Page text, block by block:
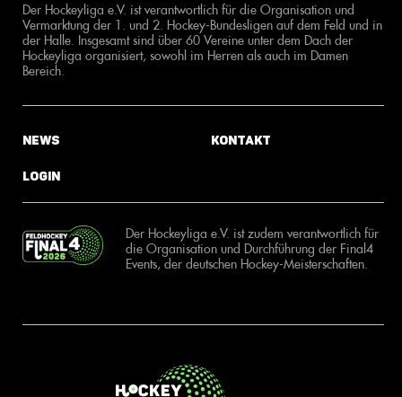
Der Hockeyliga e.V. ist verantwortlich für die Organisation und
Vermarktung der 1. und 2. Hockey-Bundesligen auf dem Feld und in
der Halle. Insgesamt sind über 60 Vereine unter dem Dach der
Hockeyliga organisiert, sowohl im Herren als auch im Damen
Bereich.
News
Login
Kontakt
Der Hockeyliga e.V. ist zudem verantwortlich für
die Organisation und Durchführung der Final4
Events, der deutschen Hockey-Meisterschaften.